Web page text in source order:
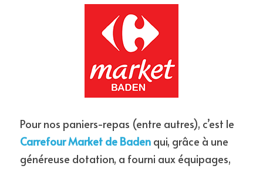
Carrefour Market de Baden qui, grâce à une
généreuse dotation, a fourni aux équipages,